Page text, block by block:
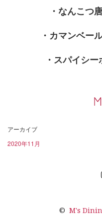
・なんこつ
・カマンベ
・スパイシ
アーカイブ
2020年11月
© M's